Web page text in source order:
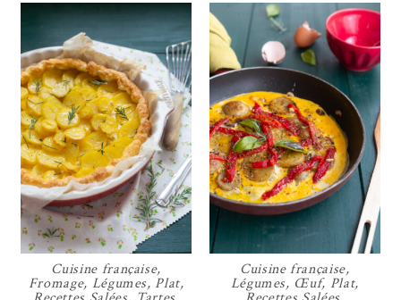
Cuisine française,
Fromage, Légumes, Plat,
Cuisine française,
Légumes, Œuf, Plat,